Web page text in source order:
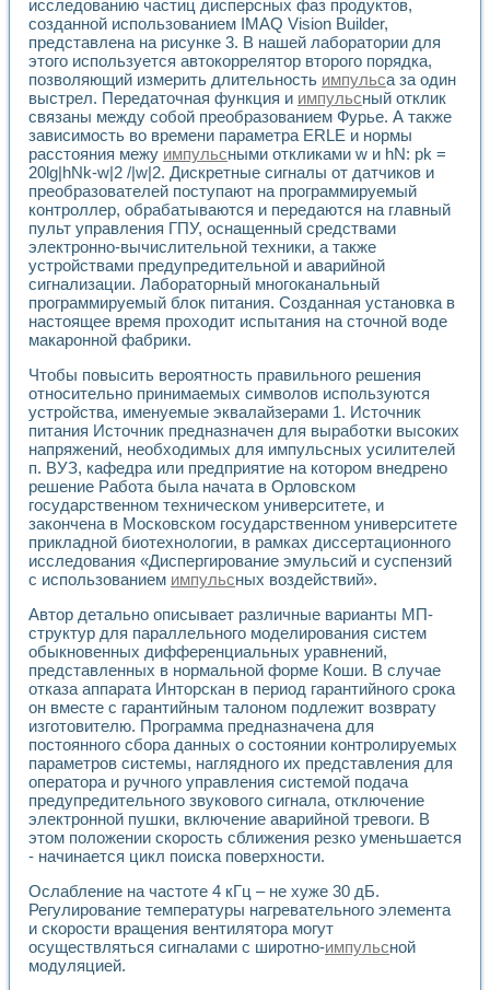
Применение LabVIEW для исследования течения в
Создание виртуальной работы «Изучение магнитных
Обратный маятник
Устройство для изучения основ интерфейсов обмена по
Лабораторный практикум: изучение адиабатического
Стенд для исследования электрических переходных
Система статистической обработки результатов
Автоматизация лазерно-плазменных измерений с
Модельно-измерительный комплекс. Назначение. Состав.
Использование технологий NATIONAL INSTRUMENTS
Учебный практикум "Спектральный и корреляционный
Учебный стенд для исследования принципа действия
Оборудование и программное обеспечение учебных
Виртуальный лабораторный практикум для изучения
Управление роботом ТУР-10 средствами LabVIEW
Аппаратно-программный комплекс для исследования
Автоматизированный дистанционный лабораторный
Использование технологий NATIONAL INSTRUMENTS в
Разработка модификаций алгоритма полигармонической
Учебный стенд для исследования принципа действия
Виртуальная система поддержки принимаемых решений в
Преемственность дисциплин «Моделирование систем» и
Универсальный стенд для исследования электрических
Лабораторные практикумы по информационно-
Виртуальный измеритель частотных характеристик на
Лабораторный практикум по основам теории Коммутации
Разработка виртуальной лабораторной работы
Из опыта внедрения в рамках национального проекта
Исследование эффективности решателей
Опыт разработки LabVIEW лабораторных практикумов
Проблемы повышения качества образования и
Развитие LabVIEW лабораторного практикума по
Разработка виртуальной лаборатории по электротехнике
Усовершенствованные алгоритмы частотного анализа
Об опыте работы учебного центра «Технологии
Технологии NI в магистерской программе «Прикладная
Система диагностики двигателей постоянного тока
Автоматизированный стенд формирования
Лабораторный практикум по курсу ИИС на базе
Партнеры
Академические и отраслевые институты
Учебные заведения
Бизнес
Контакты
исследованию частиц дисперсных фаз продуктов,
созданной использованием IMAQ Vision Builder,
представлена на рисунке 3. В нашей лаборатории для
этого используется автокоррелятор второго порядка,
позволяющий измерить длительность импульса за один
выстрел. Передаточная функция и импульсный отклик
связаны между собой преобразованием Фурье. А также
зависимость во времени параметра ERLE и нормы
расстояния межу импульсными откликами w и hN: pk =
20lg|hNk-w|2 /|w|2. Дискретные сигналы от датчиков и
преобразователей поступают на программируемый
контроллер, обрабатываются и передаются на главный
пульт управления ГПУ, оснащенный средствами
электронно-вычислительной техники, а также
устройствами предупредительной и аварийной
сигнализации. Лабораторный многоканальный
программируемый блок питания. Созданная установка в
настоящее время проходит испытания на сточной воде
макаронной фабрики.
Чтобы повысить вероятность правильного решения
относительно принимаемых символов используются
устройства, именуемые эквалайзерами 1. Источник
питания Источник предназначен для выработки высоких
напряжений, необходимых для импульсных усилителей
п. ВУЗ, кафедра или предприятие на котором внедрено
решение Работа была начата в Орловском
государственном техническом университете, и
закончена в Московском государственном университете
прикладной биотехнологии, в рамках диссертационного
исследования «Диспергирование эмульсий и суспензий
с использованием импульсных воздействий».
Автор детально описывает различные варианты МП-
структур для параллельного моделирования систем
обыкновенных дифференциальных уравнений,
представленных в нормальной форме Коши. В случае
отказа аппарата Инторскан в период гарантийного срока
он вместе с гарантийным талоном подлежит возврату
изготовителю. Программа предназначена для
постоянного сбора данных о состоянии контролируемых
параметров системы, наглядного их представления для
оператора и ручного управления системой подача
предупредительного звукового сигнала, отключение
электронной пушки, включение аварийной тревоги. В
этом положении скорость сближения резко уменьшается
- начинается цикл поиска поверхности.
Ослабление на частоте 4 кГц – не хуже 30 дБ.
Регулирование температуры нагревательного элемента
и скорости вращения вентилятора могут
осуществляться сигналами с широтно-импульсной
модуляцией.